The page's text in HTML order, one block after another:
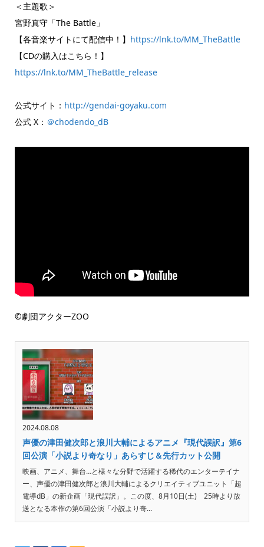
＜主題歌＞
宮野真守「The Battle」
【各音楽サイトにて配信中！】 https://lnk.to/MM_TheBattle
【CDの購入はこちら！】
https://lnk.to/MM_TheBattle_release
公式サイト： http://gendai-goyaku.com
公式 X： ＠chodendo_dB
©劇団アクターZOO
2024.08.08
声優の津田健次郎と浪川大輔によるアニメ『現代誤訳』第6
回公演「小説より奇なり」あらすじ＆先行カット公開
映画、アニメ、舞台…と様々な分野で活躍する稀代のエンターテイナ
ー、声優の津田健次郎と浪川大輔によるクリエイティブユニット「超
電導dB」の新企画「現代誤訳」。この度、8月10日(土) 25時より放
送となる本作の第6回公演「小説より奇...